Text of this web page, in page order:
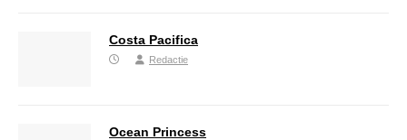
Costa Pacifica
Redactie
Ocean Princess